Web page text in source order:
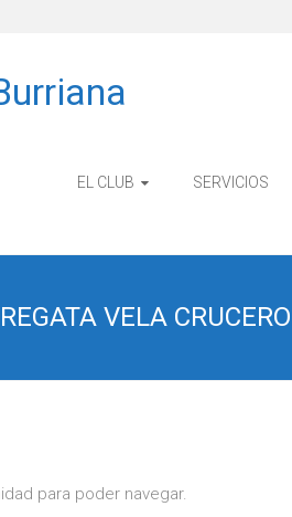
EL CLUB SERVICIOS
VELA
para poder navegar.